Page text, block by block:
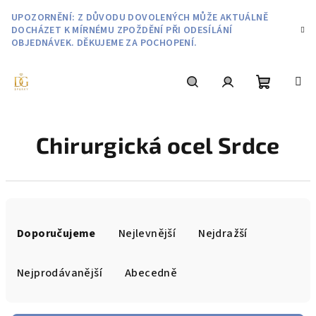
obsah
UPOZORNĚNÍ: Z DŮVODU DOVOLENÝCH MŮŽE AKTUÁLNĚ
DOCHÁZET K MÍRNÉMU ZPOŽDĚNÍ PŘI ODESÍLÁNÍ
OBJEDNÁVEK. DĚKUJEME ZA POCHOPENÍ.
košík
Chirurgická ocel Srdce
Doporučujeme Nejlevnější Nejdražší
Nejprodávanější Abecedně